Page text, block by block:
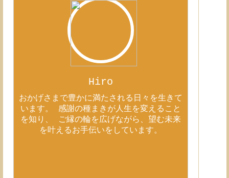
Hiro
おかげさまで豊かに満たされる日々を生きて
います。 感謝の種まきが人生を変えること
を知り、 ご縁の輪を広げながら、望む未来
を叶えるお手伝いをしています。